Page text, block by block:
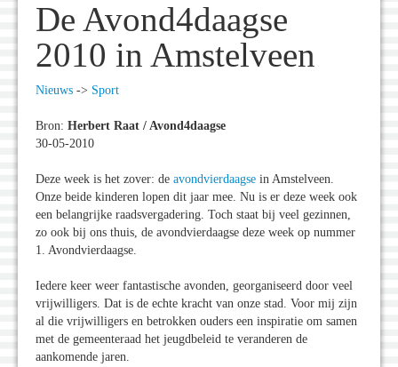
De Avond4daagse
2010 in Amstelveen
Nieuws -> Sport
Bron: Herbert Raat / Avond4daagse
30-05-2010
Deze week is het zover: de avondvierdaagse in Amstelveen.
Onze beide kinderen lopen dit jaar mee. Nu is er deze week ook
een belangrijke raadsvergadering. Toch staat bij veel gezinnen,
zo ook bij ons thuis, de avondvierdaagse deze week op nummer
1. Avondvierdaagse.
Iedere keer weer fantastische avonden, georganiseerd door veel
vrijwilligers. Dat is de echte kracht van onze stad. Voor mij zijn
al die vrijwilligers en betrokken ouders een inspiratie om samen
met de gemeenteraad het jeugdbeleid te veranderen de
aankomende jaren.